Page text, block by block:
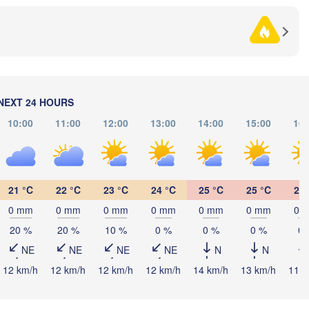
24 HOURS
10:00 11:00 12:00 13:00 14:00 15:00
21 °C
0 mm
20 %
NE
12 km/h
22 °C
0 mm
20 %
NE
12 km/h
23 °C
0 mm
10 %
NE
12 km/h
24 °C
0 mm
0 %
NE
12 km/h
25 °C
0 mm
0 %
N
14 km/h
25 °C
0 mm
0 %
N
13 km/h
25
0
0
11
Одеса
(Odesa)
Севастополь
(Sevastopol)
Chișinău
Constanța
Galați
Миколаїв
(Mykolaiv)
MOLDOVA
Керчь
(Kerch)
Мелітополь
(Melitopol)
L